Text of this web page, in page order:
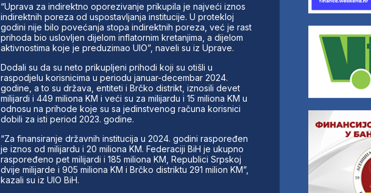
“Uprava za indirektno oporezivanje prikupila je najveći iznos
indirektnih poreza od uspostavljanja institucije. U protekloj
godini nije bilo povećanja stopa indirektnih poreza, već je rast
prihoda bio uslovljen dijelom inflatornim kretanjima, a dijelom
aktivnostima koje je preduzimao UIO”, naveli su iz Uprave.
Dodali su da su neto prikupljeni prihodi koji su otišli u
raspodjelu korisnicima u periodu januar-decembar 2024.
godine, a to su država, entiteti i Brčko distrikt, iznosili devet
milijardi i 449 miliona KM i veći su za milijardu i 15 miliona KM u
odnosu na prihode koje su sa jedinstvenog računa korisnici
dobili za isti period 2023. godine.
“Za finansiranje državnih institucija u 2024. godini raspoređen
je iznos od milijardu i 20 miliona KM. Federaciji BiH je ukupno
raspoređeno pet milijardi i 185 miliona KM, Republici Srpskoj
dvije milijarde i 905 miliona KM i Brčko distriktu 291 milion KM”,
kazali su iz UIO BiH.